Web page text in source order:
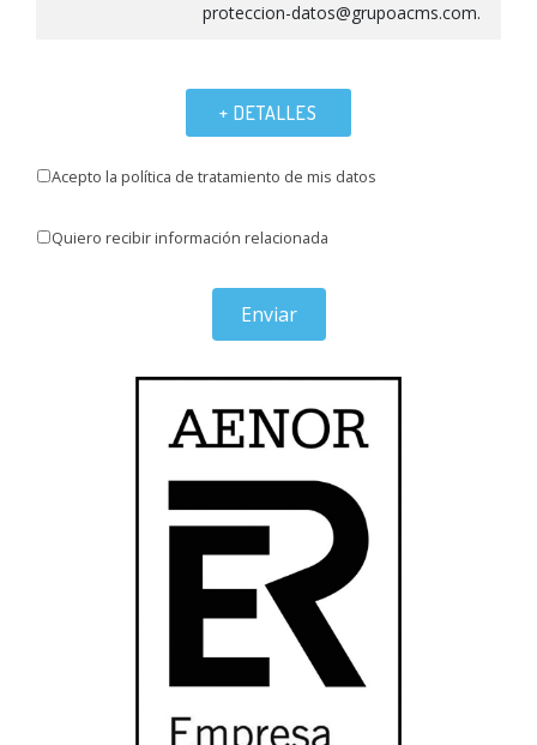
proteccion-datos@grupoacms.com.
+ DETALLES
Acepto la política de tratamiento de mis datos
Quiero recibir información relacionada
Enviar